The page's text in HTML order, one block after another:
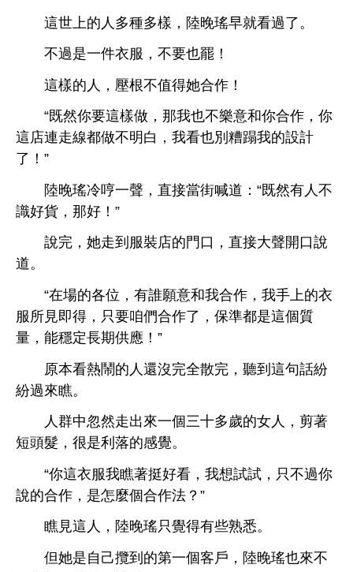
世
種 樣，陸 瑤 就 過
。
過
件 ，
也罷！
樣
，壓根 值得
作！
“既然
樣 ， 也
作，
連
線都 ， 也別糟蹋
設計
！”
陸
瑤 哼 ，直接當 喊
：“既然
識好貨，
好！”
完，
到 裝
，直接
。
“
各位， 誰願
作，
所見即得，只
咱們 作 ，保準都
個質
量，能穩定
期供應！”
原本
鬧 還沒完全散完， 到
句話紛
紛過
瞧。
群
忽然 個 歲 女
，剪著
髮，很
利落
。
“
瞧著挺好 ， 試試，只
過
作，
麼個
作法？”
瞧見
，陸 瑤只 得
些熟悉。
但
自己攬到 第 個客戶，陸
瑤也